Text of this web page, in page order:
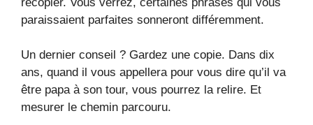
paraissaient parfaites sonneront différemment.
Un dernier conseil ? Gardez une copie. Dans dix
ans, quand il vous appellera pour vous dire qu’il va
être papa à son tour, vous pourrez la relire. Et
mesurer le chemin parcouru.